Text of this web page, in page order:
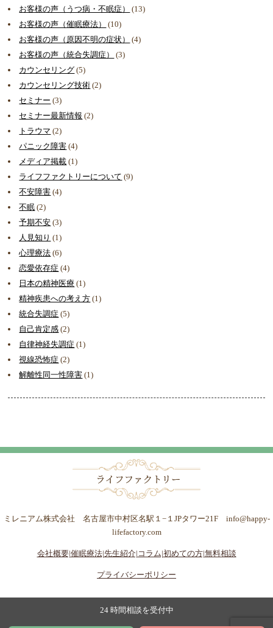
お客様の声（うつ病・不眠症）
(13)
お客様の声（催眠療法）
(10)
お客様の声（原因不明の症状）
(4)
お客様の声（統合失調症）
(3)
カウンセリング (5)
カウンセリング技術 (2)
セミナー (3)
セミナー最新情報 (2)
トラウマ (2)
パニック障害 (4)
メディア掲載 (1)
ライフファクトリーについて (9)
不安障害 (4)
不眠 (2)
予期不安 (3)
人見知り (1)
心理療法 (6)
恋愛依存症 (4)
日本の精神医療 (1)
精神疾患への考え方 (1)
統合失調症 (5)
自己肯定感 (2)
自律神経失調症 (1)
視線恐怖症 (2)
解離性同一性障害 (1)
ミレニアム株式会社 名古屋市中村区名駅１−１JPタワー21F info@happy-
lifefactory.com
会社概要|催眠療法|先生紹介| コラム|初めての方|無料相談
プライバシーポリシー
24 時間相談を受付中